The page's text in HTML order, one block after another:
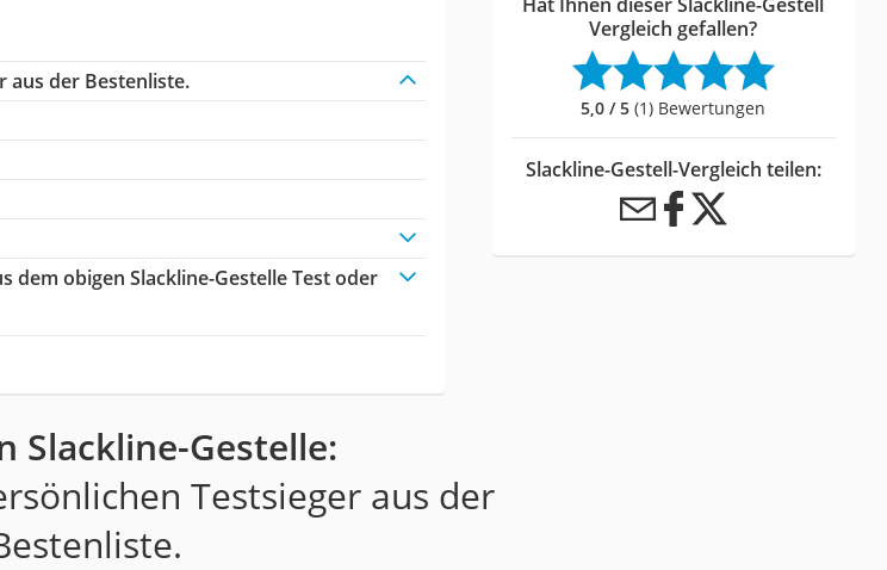
aus der Bestenliste.
dem obigen Slackline-Gestelle Test oder
Vergleich gefallen?
5,0 / 5 (1) Bewertungen
Slackline-Gestell-Vergleich teilen:
Slackline-Gestelle:
Testsieger aus der